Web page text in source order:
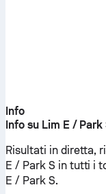
Info
Info su Lim E / Park
Risultati in diretta,
E / Park S in tutti i
E / Park S.